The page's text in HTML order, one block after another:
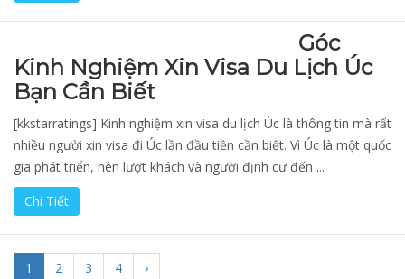
Góc
Kinh Nghiệm Xin Visa Du Lịch Úc
Bạn Cần Biết
[kkstarratings] Kinh nghiệm xin visa du lịch Úc là thông tin mà rất
nhiều người xin visa đi Úc lần đầu tiền cần biết. Vì Úc là một quốc
gia phát triển, nên lượt khách và người định cư đến ...
Chi Tiết
1 2 3 4 ›